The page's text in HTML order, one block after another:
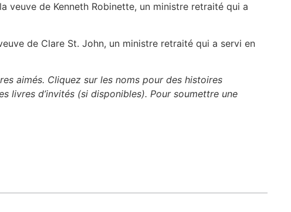
veuve de Kenneth Robinette, un ministre retraité qui a
de Clare St. John, un ministre retraité qui a servi en
aimés. Cliquez sur les noms pour des histoires
livres d’invités (si disponibles). Pour soumettre une